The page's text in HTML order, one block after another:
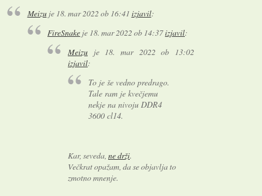
Meizuje 18. mar 2022 ob 16:41 izjavil:
FireSnake je 18. mar 2022 ob 14:37izjavil:
Meizuje 18. mar 2022 ob 13:02
izjavil:
To je še vedno predrago.
Tale ram je kvečjemu
nekje na nivoju DDR4
3600 cl14.
Kar, seveda, ne drži.
Večkrat opažam, da se objavlja to
zmotno mnenje.